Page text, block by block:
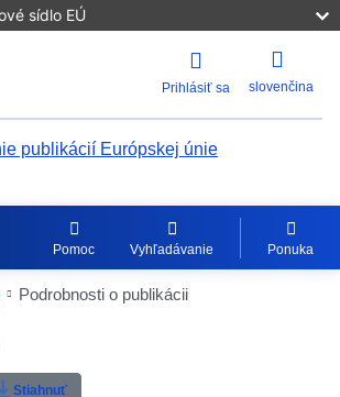
sídlo EÚ
Prihlásiť sa slovenčina
publikácií Európskej únie
Pomoc Vyhľadávanie Ponuka
Podrobnosti o publikácii
Actions Portlet
Stiahnuť